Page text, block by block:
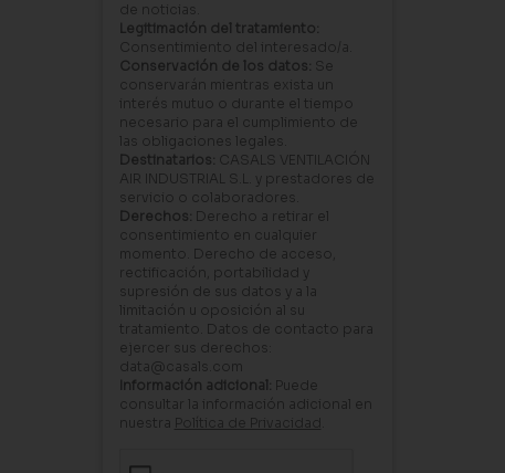
de noticias.
Legitimación del tratamiento:
Consentimiento del interesado/a.
Conservación de los datos: Se
conservarán mientras exista un
interés mutuo o durante el tiempo
necesario para el cumplimiento de
las obligaciones legales.
Destinatarios: CASALS VENTILACIÓN
AIR INDUSTRIAL S.L. y prestadores de
servicio o colaboradores.
Derechos: Derecho a retirar el
consentimiento en cualquier
momento. Derecho de acceso,
rectificación, portabilidad y
supresión de sus datos y a la
limitación u oposición al su
tratamiento. Datos de contacto para
ejercer sus derechos:
data@casals.com
Información adicional: Puede
consultar la información adicional en
nuestra Política de Privacidad